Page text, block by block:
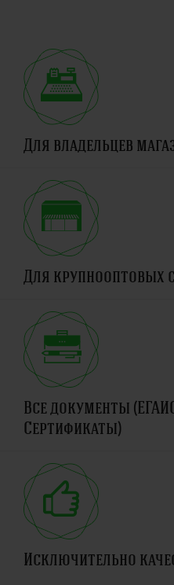
Для владельцев
Для крупнооптовых
Все документы
Сертификаты)
Исключительно